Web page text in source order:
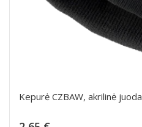
Kepurė CZBAW, akrilinė juoda